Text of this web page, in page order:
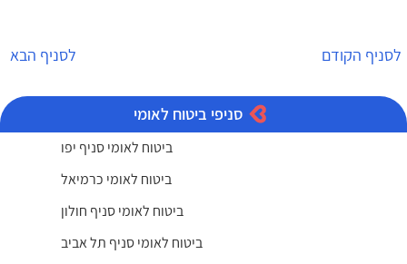
ביטוח לאומי סניף יפו
ביטוח לאומי כרמיאל
ביטוח לאומי סניף חולון
ביטוח לאומי סניף תל אביב
סניפי ביטוח לאומי
לסניף הקודם לסניף הבא